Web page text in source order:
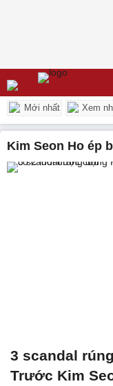
Mới nhất Xem
Kim Seon Ho ép
3 scandal
Trước Kim